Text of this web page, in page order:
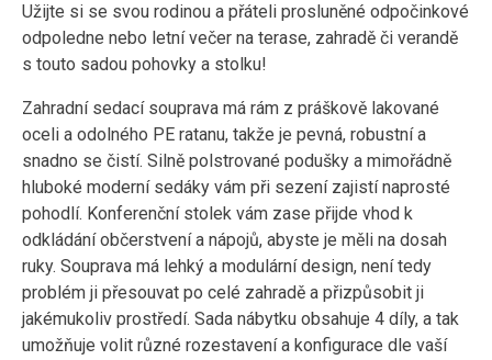
Užijte si se svou rodinou a přáteli prosluněné odpočinkové
odpoledne nebo letní večer na terase, zahradě či verandě
s touto sadou pohovky a stolku!
Zahradní sedací souprava má rám z práškově lakované
oceli a odolného PE ratanu, takže je pevná, robustní a
snadno se čistí. Silně polstrované podušky a mimořádně
hluboké moderní sedáky vám při sezení zajistí naprosté
pohodlí. Konferenční stolek vám zase přijde vhod k
odkládání občerstvení a nápojů, abyste je měli na dosah
ruky. Souprava má lehký a modulární design, není tedy
problém ji přesouvat po celé zahradě a přizpůsobit ji
jakémukoliv prostředí. Sada nábytku obsahuje 4 díly, a tak
umožňuje volit různé rozestavení a konfigurace dle vaší